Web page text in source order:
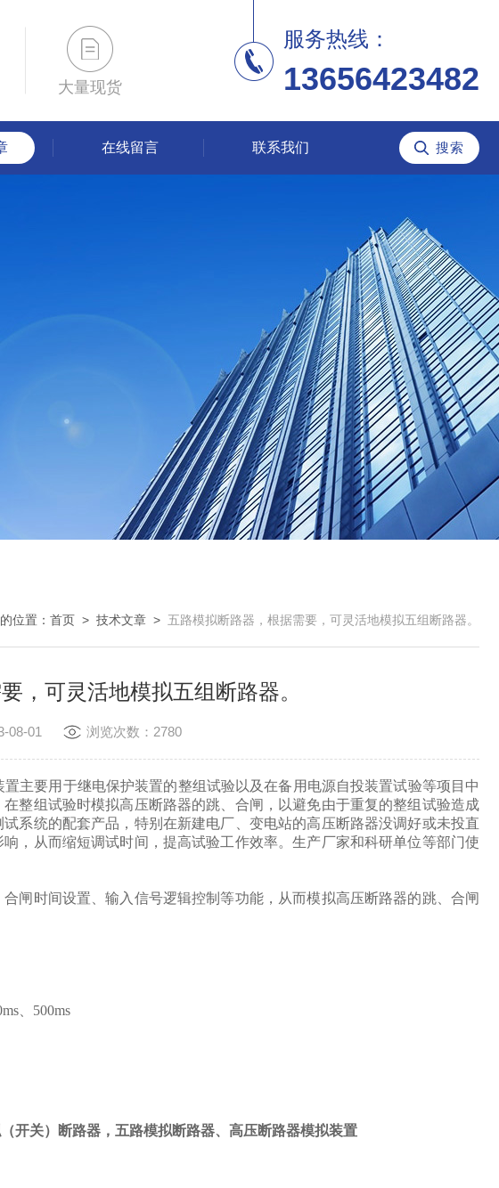
大量现货
服务热线：
13656423482
在线留言 联系我们
位置： 首页 > 技术文章 > 五路模拟断路器，根据需要，可灵活地模拟五组断路器。
，可灵活地模拟五组断路器。
08-01 浏览次数：2780
主要用于继电保护装置的整组试验以及在备用电源自投装置试验等项目中
整组试验时模拟高压断路器的跳、合闸，以避免由于重复的整组试验造成
系统的配套产品，特别在新建电厂、变电站的高压断路器没调好或未投直
，从而缩短调试时间，提高试验工作效率。生产厂家和科研单位等部门使
闸时间设置、输入信号逻辑控制等功能，从而模拟高压断路器的跳、合闸
、500ms
开关）断路器，五路模拟断路器、高压断路器模拟装置